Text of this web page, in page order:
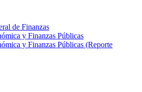
de Finanzas
y Finanzas Públicas
y Finanzas Públicas (Reporte